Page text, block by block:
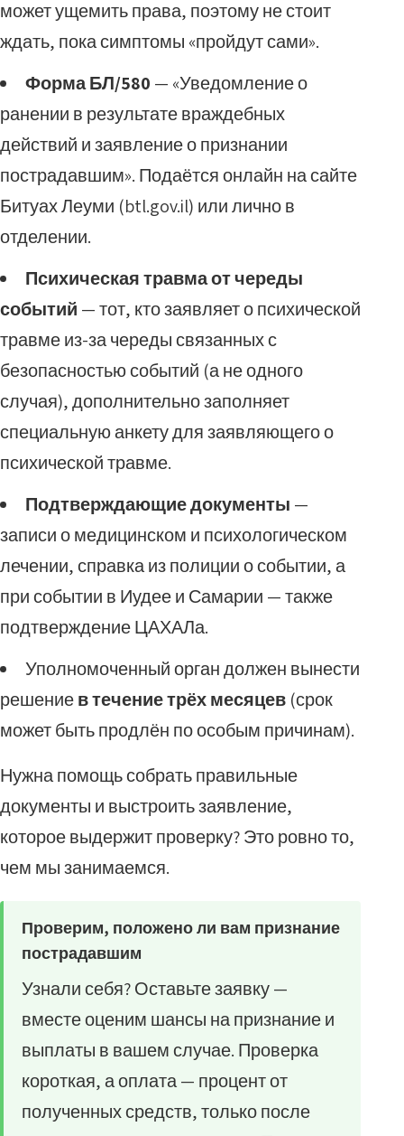
может ущемить права, поэтому не стоит
ждать, пока симптомы «пройдут сами».
Форма БЛ/580 — «Уведомление о
ранении в результате враждебных
действий и заявление о признании
пострадавшим». Подаётся онлайн на сайте
Битуах Леуми (btl.gov.il) или лично в
отделении.
Психическая травма от череды
событий — тот, кто заявляет о психической
травме из-за череды связанных с
безопасностью событий (а не одного
случая), дополнительно заполняет
специальную анкету для заявляющего о
психической травме.
Подтверждающие документы —
записи о медицинском и психологическом
лечении, справка из полиции о событии, а
при событии в Иудее и Самарии — также
подтверждение ЦАХАЛа.
Уполномоченный орган должен вынести
решениев течение трёх месяцев (срок
может быть продлён по особым причинам).
Нужна помощь собрать правильные
документы и выстроить заявление,
которое выдержит проверку? Это ровно то,
чем мы занимаемся.
Проверим, положено ли вам признание
пострадавшим
Узнали себя? Оставьте заявку —
вместе оценим шансы на признание и
выплаты в вашем случае. Проверка
короткая, а оплата — процент от
полученных средств, только после